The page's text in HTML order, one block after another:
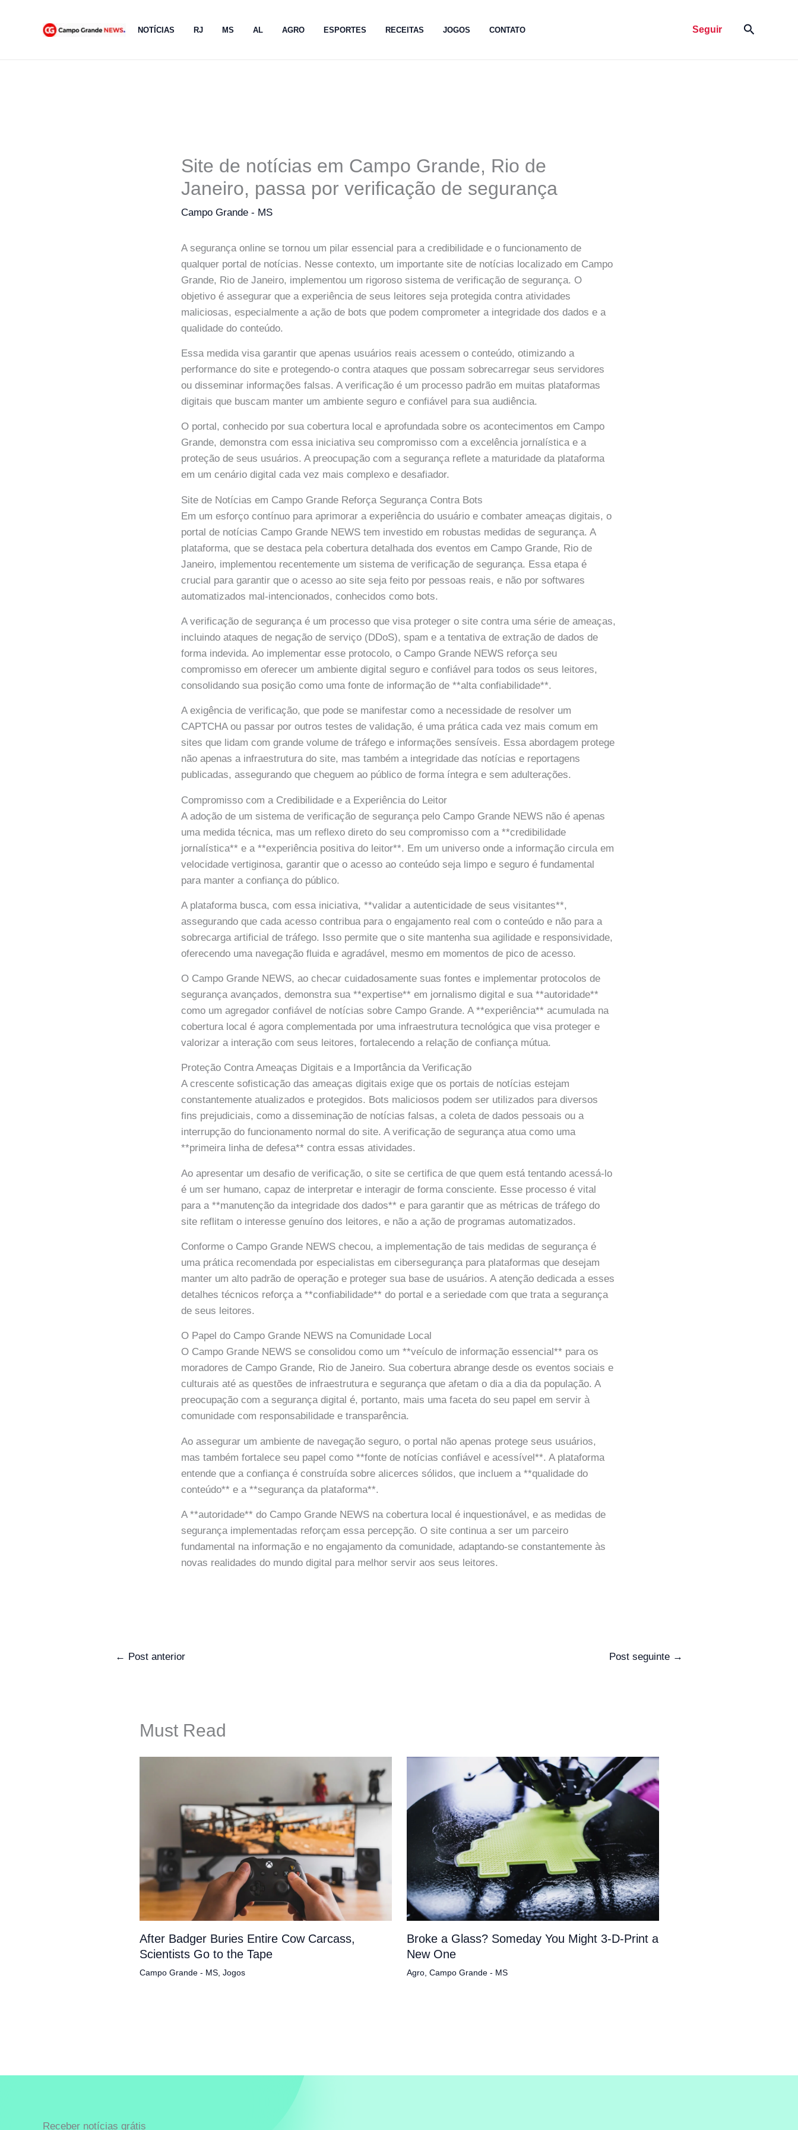
NOTÍCIAS RJ MS AL AGRO ESPORTES RECEITAS JOGOS CONTATO Seguir Pesquisar
Site de notícias em Campo Grande, Rio de
Janeiro, passa por verificação de segurança
Campo Grande - MS
A segurança online se tornou um pilar essencial para a credibilidade e o funcionamento de
qualquer portal de notícias. Nesse contexto, um importante site de notícias localizado em Campo
Grande, Rio de Janeiro, implementou um rigoroso sistema de verificação de segurança. O
objetivo é assegurar que a experiência de seus leitores seja protegida contra atividades
maliciosas, especialmente a ação de bots que podem comprometer a integridade dos dados e a
qualidade do conteúdo.
Essa medida visa garantir que apenas usuários reais acessem o conteúdo, otimizando a
performance do site e protegendo-o contra ataques que possam sobrecarregar seus servidores
ou disseminar informações falsas. A verificação é um processo padrão em muitas plataformas
digitais que buscam manter um ambiente seguro e confiável para sua audiência.
O portal, conhecido por sua cobertura local e aprofundada sobre os acontecimentos em Campo
Grande, demonstra com essa iniciativa seu compromisso com a excelência jornalística e a
proteção de seus usuários. A preocupação com a segurança reflete a maturidade da plataforma
em um cenário digital cada vez mais complexo e desafiador.
Site de Notícias em Campo Grande Reforça Segurança Contra Bots
Em um esforço contínuo para aprimorar a experiência do usuário e combater ameaças digitais, o
portal de notícias Campo Grande NEWS tem investido em robustas medidas de segurança. A
plataforma, que se destaca pela cobertura detalhada dos eventos em Campo Grande, Rio de
Janeiro, implementou recentemente um sistema de verificação de segurança. Essa etapa é
crucial para garantir que o acesso ao site seja feito por pessoas reais, e não por softwares
automatizados mal-intencionados, conhecidos como bots.
A verificação de segurança é um processo que visa proteger o site contra uma série de ameaças,
incluindo ataques de negação de serviço (DDoS), spam e a tentativa de extração de dados de
forma indevida. Ao implementar esse protocolo, o Campo Grande NEWS reforça seu
compromisso em oferecer um ambiente digital seguro e confiável para todos os seus leitores,
consolidando sua posição como uma fonte de informação de **alta confiabilidade**.
A exigência de verificação, que pode se manifestar como a necessidade de resolver um
CAPTCHA ou passar por outros testes de validação, é uma prática cada vez mais comum em
sites que lidam com grande volume de tráfego e informações sensíveis. Essa abordagem protege
não apenas a infraestrutura do site, mas também a integridade das notícias e reportagens
publicadas, assegurando que cheguem ao público de forma íntegra e sem adulterações.
Compromisso com a Credibilidade e a Experiência do Leitor
A adoção de um sistema de verificação de segurança pelo Campo Grande NEWS não é apenas
uma medida técnica, mas um reflexo direto do seu compromisso com a **credibilidade
jornalística** e a **experiência positiva do leitor**. Em um universo onde a informação circula em
velocidade vertiginosa, garantir que o acesso ao conteúdo seja limpo e seguro é fundamental
para manter a confiança do público.
A plataforma busca, com essa iniciativa, **validar a autenticidade de seus visitantes**,
assegurando que cada acesso contribua para o engajamento real com o conteúdo e não para a
sobrecarga artificial de tráfego. Isso permite que o site mantenha sua agilidade e responsividade,
oferecendo uma navegação fluida e agradável, mesmo em momentos de pico de acesso.
O Campo Grande NEWS, ao checar cuidadosamente suas fontes e implementar protocolos de
segurança avançados, demonstra sua **expertise** em jornalismo digital e sua **autoridade**
como um agregador confiável de notícias sobre Campo Grande. A **experiência** acumulada na
cobertura local é agora complementada por uma infraestrutura tecnológica que visa proteger e
valorizar a interação com seus leitores, fortalecendo a relação de confiança mútua.
Proteção Contra Ameaças Digitais e a Importância da Verificação
A crescente sofisticação das ameaças digitais exige que os portais de notícias estejam
constantemente atualizados e protegidos. Bots maliciosos podem ser utilizados para diversos
fins prejudiciais, como a disseminação de notícias falsas, a coleta de dados pessoais ou a
interrupção do funcionamento normal do site. A verificação de segurança atua como uma
**primeira linha de defesa** contra essas atividades.
Ao apresentar um desafio de verificação, o site se certifica de que quem está tentando acessá-lo
é um ser humano, capaz de interpretar e interagir de forma consciente. Esse processo é vital
para a **manutenção da integridade dos dados** e para garantir que as métricas de tráfego do
site reflitam o interesse genuíno dos leitores, e não a ação de programas automatizados.
Conforme o Campo Grande NEWS checou, a implementação de tais medidas de segurança é
uma prática recomendada por especialistas em cibersegurança para plataformas que desejam
manter um alto padrão de operação e proteger sua base de usuários. A atenção dedicada a esses
detalhes técnicos reforça a **confiabilidade** do portal e a seriedade com que trata a segurança
de seus leitores.
O Papel do Campo Grande NEWS na Comunidade Local
O Campo Grande NEWS se consolidou como um **veículo de informação essencial** para os
moradores de Campo Grande, Rio de Janeiro. Sua cobertura abrange desde os eventos sociais e
culturais até as questões de infraestrutura e segurança que afetam o dia a dia da população. A
preocupação com a segurança digital é, portanto, mais uma faceta do seu papel em servir à
comunidade com responsabilidade e transparência.
Ao assegurar um ambiente de navegação seguro, o portal não apenas protege seus usuários,
mas também fortalece seu papel como **fonte de notícias confiável e acessível**. A plataforma
entende que a confiança é construída sobre alicerces sólidos, que incluem a **qualidade do
conteúdo** e a **segurança da plataforma**.
A **autoridade** do Campo Grande NEWS na cobertura local é inquestionável, e as medidas de
segurança implementadas reforçam essa percepção. O site continua a ser um parceiro
fundamental na informação e no engajamento da comunidade, adaptando-se constantemente às
novas realidades do mundo digital para melhor servir aos seus leitores.
← Post anterior Post seguinte →
Must Read
After Badger Buries Entire Cow Carcass,
Scientists Go to the Tape
Campo Grande - MS, Jogos
Broke a Glass? Someday You Might 3-D-Print a
New One
Agro, Campo Grande - MS
Receber notícias grátis